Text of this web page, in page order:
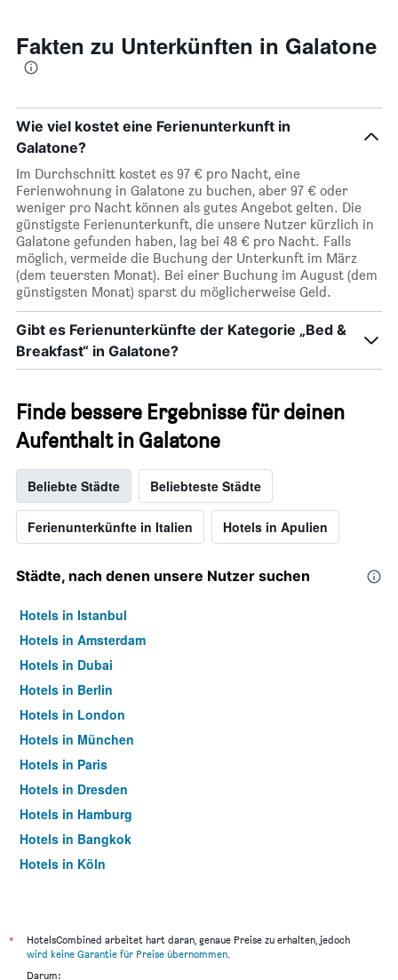
Fakten zu Unterkünften in Galatone
Wie viel kostet eine Ferienunterkunft in
Galatone?
Im Durchschnitt kostet es 97 € pro Nacht, eine
Ferienwohnung in Galatone zu buchen, aber 97 € oder
weniger pro Nacht können als gutes Angebot gelten. Die
günstigste Ferienunterkunft, die unsere Nutzer kürzlich in
Galatone gefunden haben, lag bei 48 € pro Nacht. Falls
möglich, vermeide die Buchung der Unterkunft im März
(dem teuersten Monat). Bei einer Buchung im August (dem
günstigsten Monat) sparst du möglicherweise Geld.
Gibt es Ferienunterkünfte der Kategorie „Bed &
Breakfast“ in Galatone?
Finde bessere Ergebnisse für deinen
Aufenthalt in Galatone
Beliebte Städte Beliebteste Städte
Ferienunterkünfte in Italien Hotels in Apulien
Städte, nach denen unsere Nutzer suchen
Hotels in Istanbul
Hotels in Amsterdam
Hotels in Dubai
Hotels in Berlin
Hotels in London
Hotels in München
Hotels in Paris
Hotels in Dresden
Hotels in Hamburg
Hotels in Bangkok
Hotels in Köln
*
HotelsCombined arbeitet hart daran, genaue Preise zu erhalten, jedoch
wird keine Garantie für Preise übernommen.
Darum: